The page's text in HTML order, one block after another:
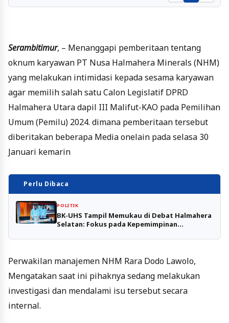
Serambitimur, – Menanggapi pemberitaan tentang
oknum karyawan PT Nusa Halmahera Minerals (NHM)
yang melakukan intimidasi kepada sesama karyawan
agar memilih salah satu Calon Legislatif DPRD
Halmahera Utara dapil III Malifut-KAO pada Pemilihan
Umum (Pemilu) 2024. dimana pemberitaan tersebut
diberitakan beberapa Media onelain pada selasa 30
Januari kemarin
Perlu Dibaca
POLITIK
BK-UHS Tampil Memukau di Debat Halmahera
Selatan: Fokus pada Kepemimpinan
Perwakilan manajemen NHM Rara Dodo Lawolo,
Mengatakan saat ini pihaknya sedang melakukan
investigasi dan mendalami isu tersebut secara
internal.